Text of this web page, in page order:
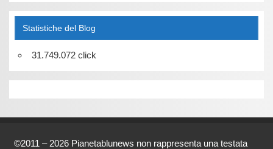
Statistiche del Blog
31.749.072 click
©2011 – 2026 Pianetablunews non rappresenta una testata